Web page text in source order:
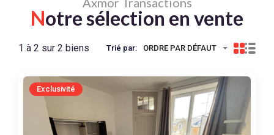
Notre sélection en vente
1 à 2 sur 2 biens Trié par: ORDRE PAR DÉFAUT
Exclusivité